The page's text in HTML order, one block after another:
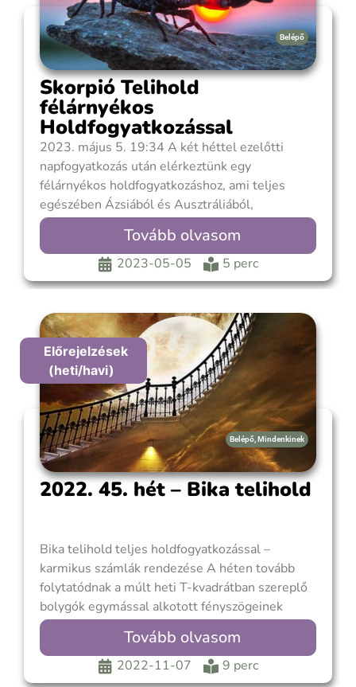
Belépő
Skorpió Telihold
félárnyékos
Holdfogyatkozással
2023. május 5. 19:34 A két héttel ezelőtti
napfogyatkozás után elérkeztünk egy
félárnyékos holdfogyatkozáshoz, ami teljes
egészében Ázsiából és Ausztráliából,
holdkeltekor Európából és Afrikából lesz
megfigyelhető, és 4 óra 18 perc hosszan tart.
Holdfogyatkozás csak teliholdkor fordulhat elő,
amikor a Nap és a Hold szemben állnak
Tovább olvasom
2023-05-05 5 perc
Előrejelzések
(heti/havi)
Belépő Mindenkinek
2022. 45. hét – Bika telihold
Bika telihold teljes holdfogyatkozással –
karmikus számlák rendezése A héten tovább
folytatódnak a múlt heti T-kvadrátban szereplő
bolygók egymással alkotott fényszögeinek
bepontosulásai. Lehetne külön-külön
értelmezni őket, de felesleges. A hét fő
eseménye a keddi teljes holdfogyatkozással járó
telihold, melynek erőteljes energiái
Tovább olvasom
2022-11-07 9 perc